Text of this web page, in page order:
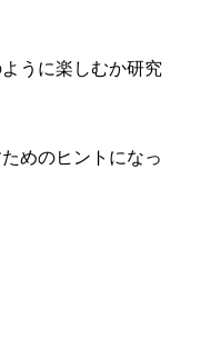
うに楽しむか研究
めのヒントになっ